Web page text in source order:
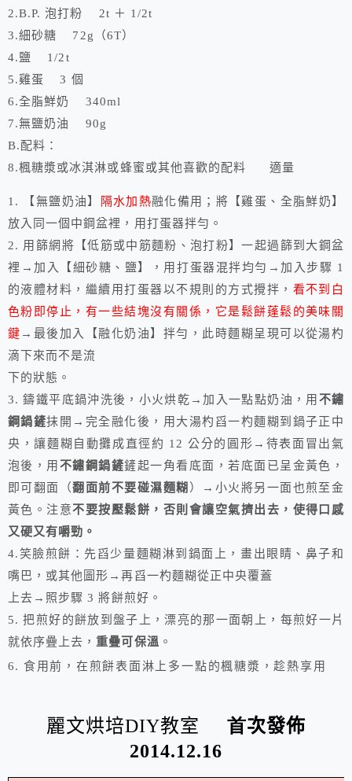
2.B.P. 泡打粉 2t ＋ 1/2t
3.細砂糖 72g（6T）
4.鹽 1/2t
5.雞蛋 3 個
6.全脂鮮奶 340ml
7.無鹽奶油 90g
B.配料：
8.楓糖漿或冰淇淋或蜂蜜或其他喜歡的配料 適量
1. 【無鹽奶油】 隔水加熱融化備用；將【雞蛋、全脂鮮奶】
放入同一個中鋼盆裡，用打蛋器拌勻。
2. 用篩網將【低筋或中筋麵粉、泡打粉】一起過篩到大鋼盆
裡→加入【細砂糖、鹽】，用打蛋器混拌均勻→加入步驟 1
的液體材料，繼續用打蛋器以不規則的方式攪拌， 看不到白
色粉即停止，有一些結塊沒有關係，它是鬆餅蓬鬆的美味關
鍵 →最後加入【融化奶油】拌勻，此時麵糊呈現可以從湯杓
滴下來而不是流
下的狀態。
3. 鑄鐵平底鍋沖洗後，小火烘乾→加入一點點奶油，用 不鏽
鋼鍋鏟抹開→完全融化後，用大湯杓舀一杓麵糊到鍋子正中
央，讓麵糊自動攤成直徑約 12 公分的圓形→待表面冒出氣
泡後，用 不鏽鋼鍋鏟鏟起一角看底面，若底面已呈金黃色，
即可翻面（翻面前不要碰濕麵糊 ）→小火將另一面也煎至金
黃色。注意不要按壓鬆餅，否則會讓空氣擠出去， 使得口感
又硬又有嚼勁。
4.笑臉煎餅：先舀少量麵糊淋到鍋面上，畫出眼睛、鼻子和
嘴巴，或其他圖形→再舀一杓麵糊從正中央覆蓋
上去→照步驟 3 將餅煎好。
5. 把煎好的餅放到盤子上，漂亮的那一面朝上，每煎好一片
就依序疊上去， 重疊可保溫 。
6. 食用前，在煎餅表面淋上多一點的楓糖漿，趁熱享用
麗文烘培DIY教室 首次發佈
2014.12.16